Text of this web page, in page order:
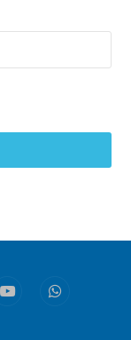
YoutubeWhatsapp